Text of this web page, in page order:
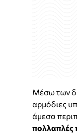
Μέσω των
αρμόδιες
άμεσα
πολλαπλές